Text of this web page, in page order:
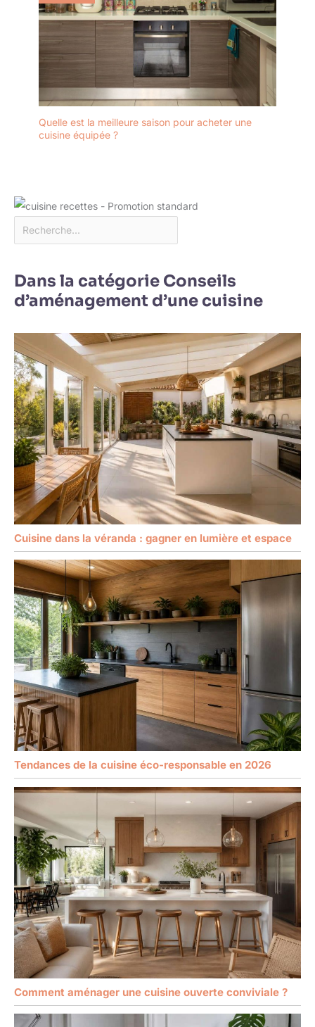
Quelle est la meilleure saison pour acheter une
cuisine équipée ?
Dans la catégorie Conseils
d’aménagement d’une cuisine
Cuisine dans la véranda : gagner en lumière et espace
Tendances de la cuisine éco-responsable en 2026
Comment aménager une cuisine ouverte conviviale ?